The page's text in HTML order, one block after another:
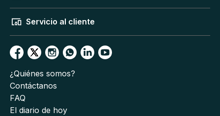
Servicio al cliente
¿Quiénes somos?
Contáctanos
FAQ
El diario de hoy